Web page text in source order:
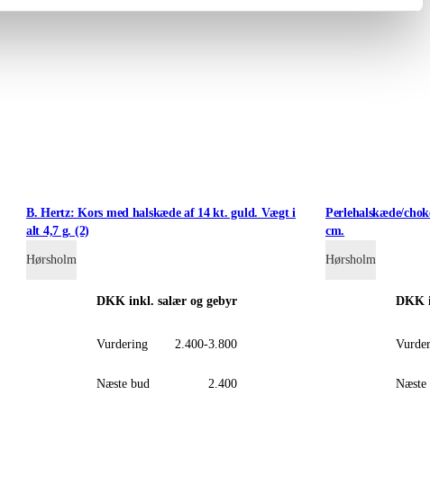
B. Hertz: Kors med halskæde af 14 kt. guld. Vægt i
alt 4,7 g. (2)
Hørsholm
DKK inkl. salær og gebyr
Vurdering 2.400-3.800
Næste bud 2.400
Perlehalskæde/
cm.
Hørsholm
DKK
Næste